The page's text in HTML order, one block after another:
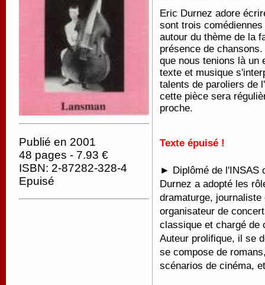
Publié en 2001
48 pages - 7.93 €
ISBN: 2-87282-328-4
Epuisé
Eric Durnez adore
sont trois
autour du thème de la
présence de
que nous tenions là un
texte et musique
talents de paroliers de
cette pièce sera
proche.
Texte épuisé !
► Diplômé de l'INSAS
Durnez a adopté les
dramaturge,
organisateur de
classique et chargé de
Auteur prolifique, il se
se compose de
scénarios de cinéma,